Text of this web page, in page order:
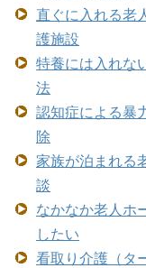
直ぐに入れる老
護施設
特養には入れな
法
認知症による暴
除
家族が泊まれる
談
なかなか老人ホ
したい
看取り介護（タ